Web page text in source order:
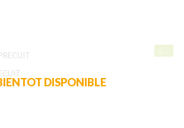
DISPONIBLE